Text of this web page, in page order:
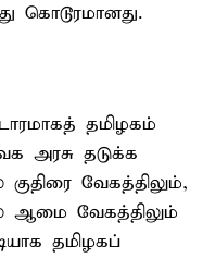
கொடூரமானது.
தமிழகம்
அரசு தடுக்க
வேகத்திலும்,
ஆமை வேகத்திலும்
தமிழகப்